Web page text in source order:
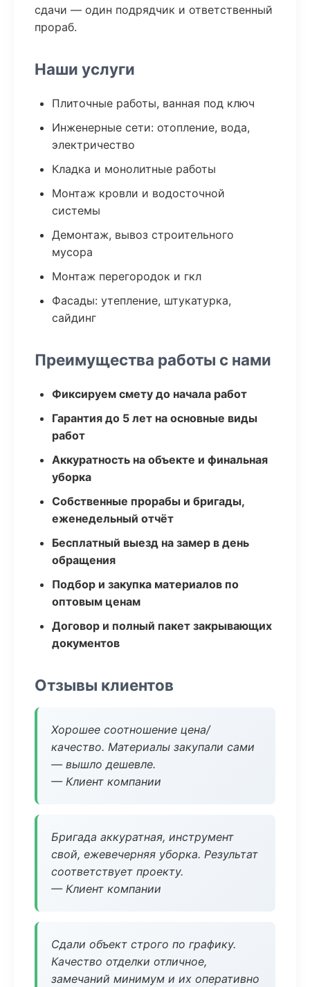
сдачи — один подрядчик и ответственный
прораб.
Наши услуги
Плиточные работы, ванная под ключ
Инженерные сети: отопление, вода,
электричество
Кладка и монолитные работы
Монтаж кровли и водосточной
системы
Демонтаж, вывоз строительного
мусора
Монтаж перегородок и гкл
Фасады: утепление, штукатурка,
сайдинг
Преимущества работы с нами
Фиксируем смету до начала работ
Гарантия до 5 лет на основные виды
работ
Аккуратность на объекте и финальная
уборка
Собственные прорабы и бригады,
еженедельный отчёт
Бесплатный выезд на замер в день
обращения
Подбор и закупка материалов по
оптовым ценам
Договор и полный пакет закрывающих
документов
Отзывы клиентов
Хорошее соотношение цена/
качество. Материалы закупали сами
— вышло дешевле.
— Клиент компании
Бригада аккуратная, инструмент
свой, ежевечерняя уборка. Результат
соответствует проекту.
— Клиент компании
Сдали объект строго по графику.
Качество отделки отличное,
замечаний минимум и их оперативно